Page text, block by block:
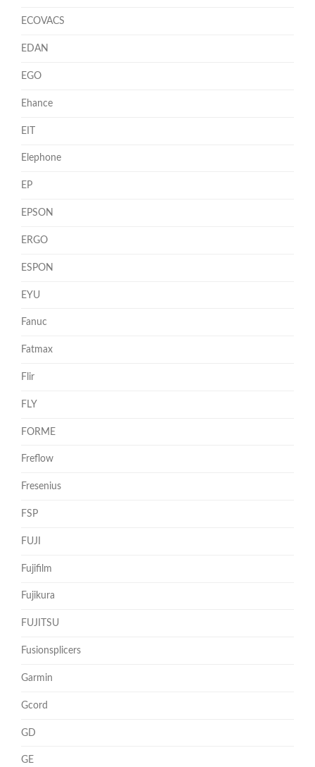
ECOVACS
EDAN
EGO
Ehance
EIT
Elephone
EP
EPSON
ERGO
ESPON
EYU
Fanuc
Fatmax
Flir
FLY
FORME
Freflow
Fresenius
FSP
FUJI
Fujifilm
Fujikura
FUJITSU
Fusionsplicers
Garmin
Gcord
GD
GE